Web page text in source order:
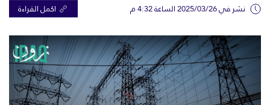
نشر في 2025/03/26 الساعة 4:32 م اكمل القراءة